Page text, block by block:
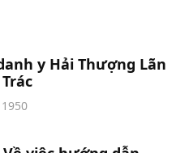
cung cấp “Dịch vụ tháo
X-Quang thường quy và
hình led phòng họp
vệ sinh máy lạnh các
viện
y Hải Thượng Lãn
1950